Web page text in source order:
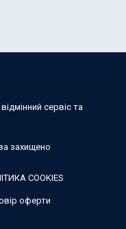
сервіс та
захищено
COOKIES
оферти